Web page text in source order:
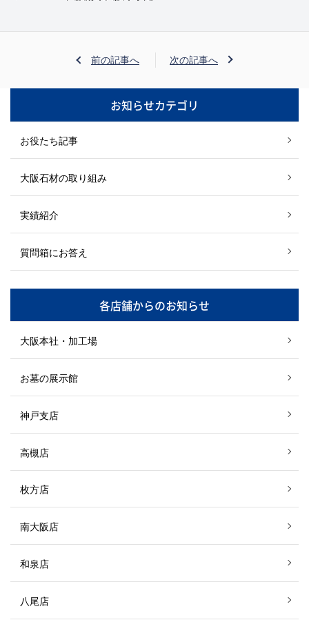
前の記事へ 次の記事へ
お知らせカテゴリ
お役たち記事
大阪石材の取り組み
実績紹介
質問箱にお答え
各店舗からのお知らせ
大阪本社・加工場
お墓の展示館
神戸支店
高槻店
枚方店
南大阪店
和泉店
八尾店